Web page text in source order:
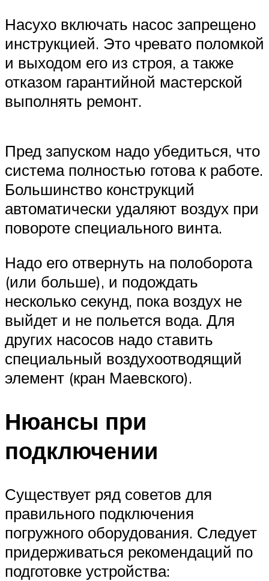
Насухо включать насос запрещено
инструкцией. Это чревато поломкой
и выходом его из строя, а также
отказом гарантийной мастерской
выполнять ремонт.
Пред запуском надо убедиться, что
система полностью готова к работе.
Большинство конструкций
автоматически удаляют воздух при
повороте специального винта.
Надо его отвернуть на полоборота
(или больше), и подождать
несколько секунд, пока воздух не
выйдет и не польется вода. Для
других насосов надо ставить
специальный воздухоотводящий
элемент (кран Маевского).
Нюансы при
подключении
Существует ряд советов для
правильного подключения
погружного оборудования. Следует
придерживаться рекомендаций по
подготовке устройства: